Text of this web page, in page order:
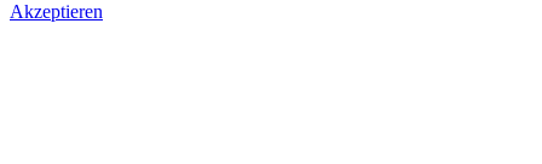
Akzeptieren